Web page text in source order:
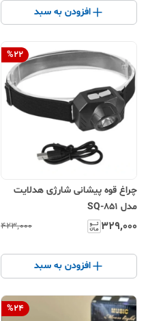
افزودن به سبد
%22
چراغ قوه پیشانی شارژی هدلایت
مدل SQ-851
۳۲۹٬۰۰۰ ۴۲۳٬۰۰۰
افزودن به سبد
%24